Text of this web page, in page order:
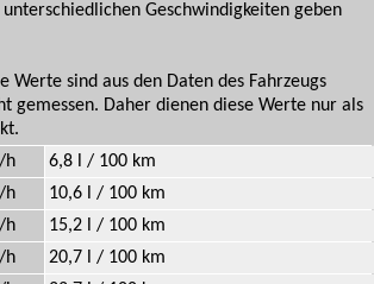
Geschwindigkeiten geben
Werte sind aus den Daten des Fahrzeugs
gemessen. Daher dienen diese Werte nur als
h
6,8 l / 100 km
h
10,6 l / 100 km
h
15,2 l / 100 km
h
20,7 l / 100 km